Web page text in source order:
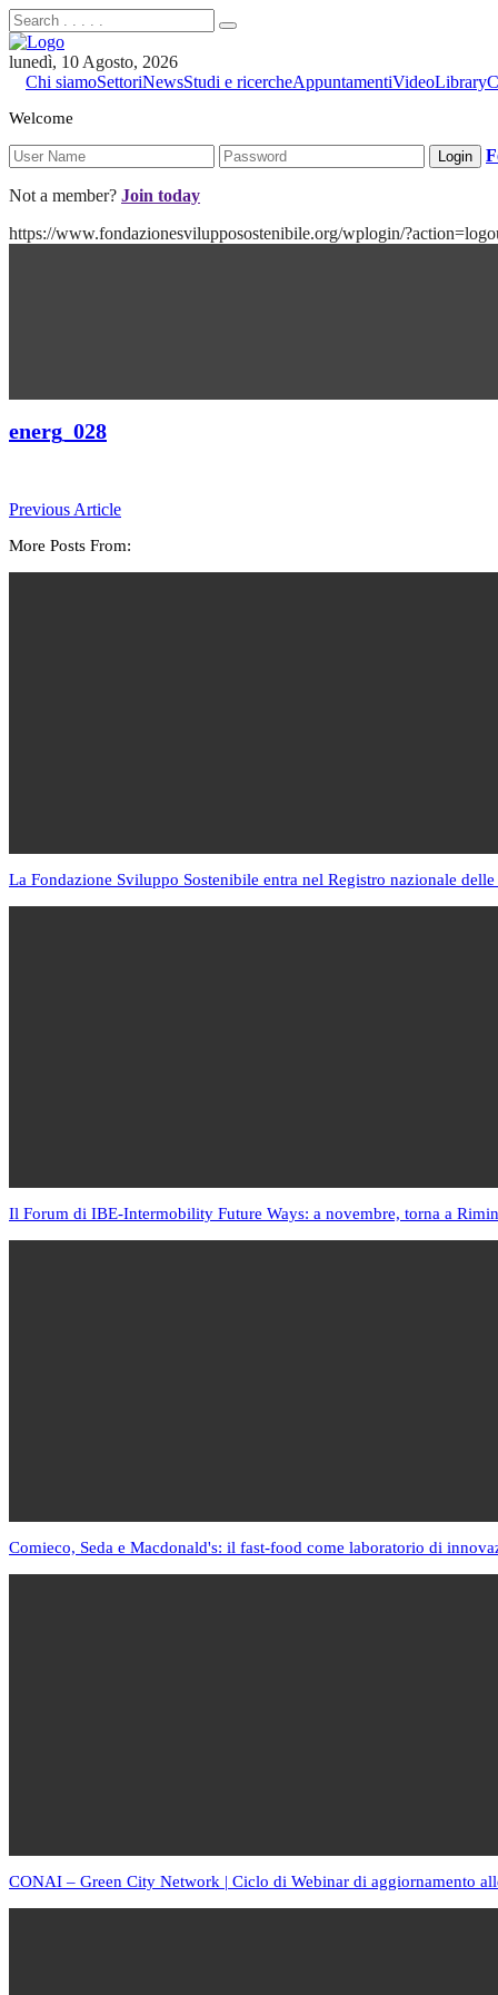
lunedì, 10 Agosto, 2026
Chi siamoSettoriNewsStudi e ricercheAppuntamentiVideoLibrary
Welcome
Not a member? Join today
https://www.fondazionesvilupposostenibile.org/wplogin/
energ_028
Previous Article
More Posts From:
La Fondazione Sviluppo Sostenibile entra nel Registro nazionale
Il Forum di IBE-Intermobility Future Ways: a novembre, torna a
Comieco, Seda e Macdonald's: il fast-food come laboratorio di
CONAI – Green City Network | Ciclo di Webinar di aggiornamento